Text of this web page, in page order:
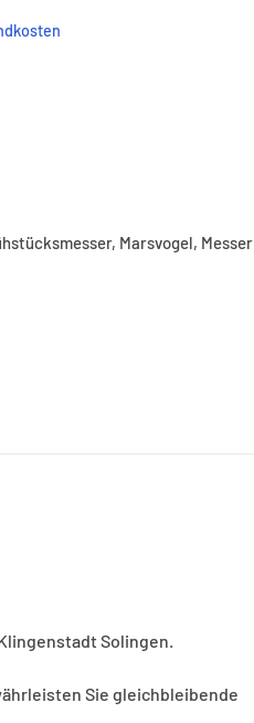
, Marsvogel, Messer
Solingen.
Sie gleichbleibende